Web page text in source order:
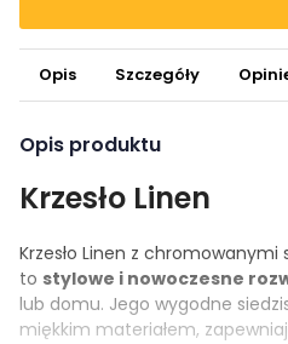
Opis Szczegóły
Opis produktu
Krzesło Linen
Krzesło Linen z
to stylowe i nowoczesne
lub domu. Jego wygodne
miękkim materiałem,